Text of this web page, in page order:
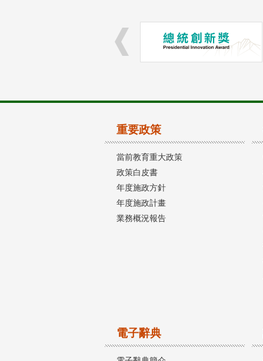
重要政策
當前教育重大政策
政策白皮書
年度施政方針
年度施政計畫
業務概況報告
電子辭典